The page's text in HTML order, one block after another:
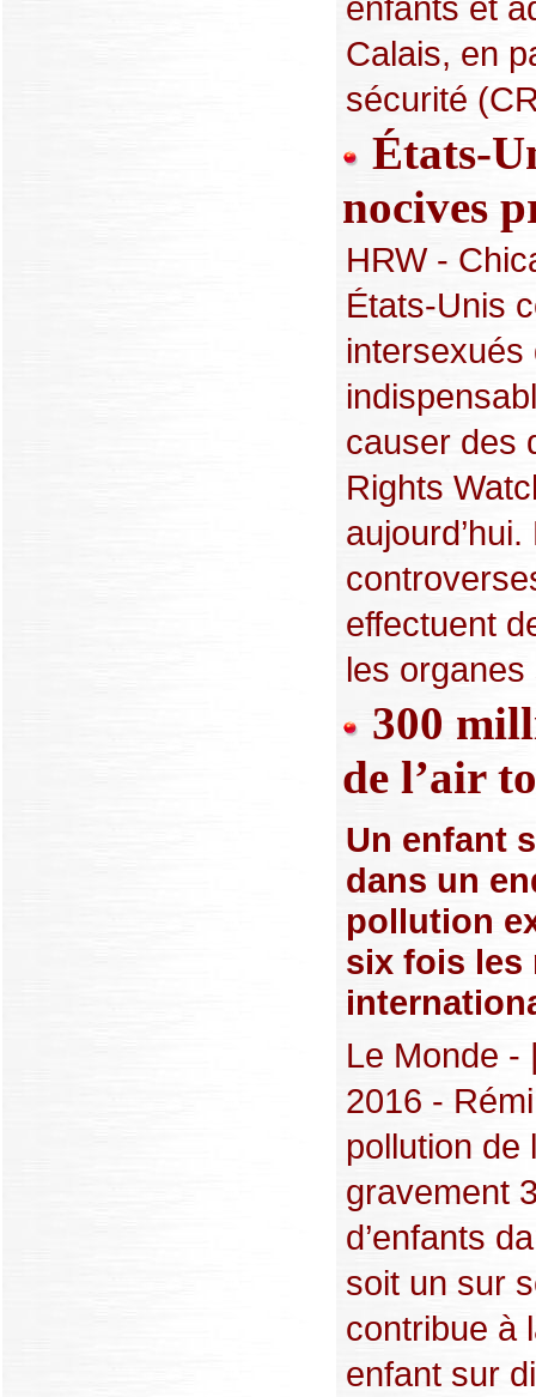
Calais, en
sécurité
États-
nocives
HRW -
États-Unis
causer des
Rights
effectuent
les
300
de l’air
Un enfant
dans un
pollution
six fois les
Le Monde -
2016 -
pollution de
gravement
d’enfants
soit un sur
contribue à
enfant sur